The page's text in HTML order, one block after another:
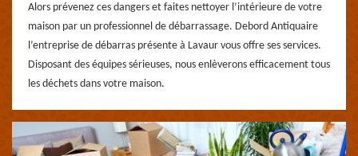
Alors prévenez ces dangers et faites nettoyer l’intérieure de votre
maison par un professionnel de débarrassage. Debord Antiquaire
l’entreprise de débarras présente à Lavaur vous offre ses services.
Disposant des équipes sérieuses, nous enlèverons efficacement tous
les déchets dans votre maison.